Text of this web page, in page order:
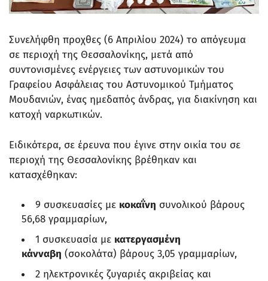
Συνελήφθη προχθες (6 Απριλίου 2024) το απόγευμα
σε περιοχή της Θεσσαλονίκης, μετά από
συντονισμένες ενέργειες των αστυνομικών του
Γραφείου Ασφάλειας του Αστυνομικού Τμήματος
Μουδανιών, ένας ημεδαπός άνδρας, για διακίνηση και
κατοχή ναρκωτικών.
Ειδικότερα, σε έρευνα που έγινε στην οικία του σε
περιοχή της Θεσσαλονίκης βρέθηκαν και
κατασχέθηκαν:
9 συσκευασίες με κοκαΐνη συνολικού βάρους
56,68 γραμμαρίων,
1 συσκευασία με κατεργασμένη
κάνναβη (σοκολάτα) βάρους 3,05 γραμμαρίων,
2 ηλεκτρονικές ζυγαριές ακριβείας και